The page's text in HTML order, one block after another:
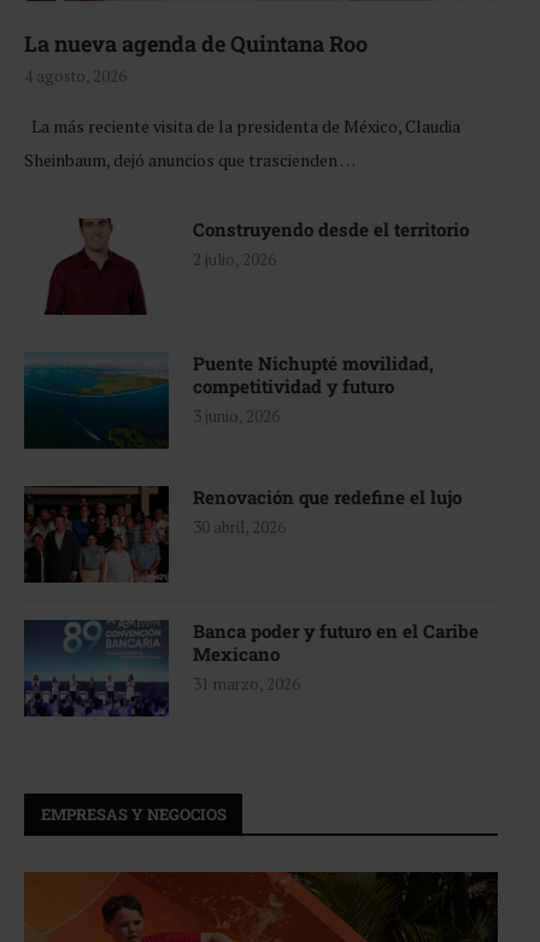
La nueva agenda de Quintana Roo
4 agosto, 2026
La más reciente visita de la presidenta de México, Claudia
Sheinbaum, dejó anuncios que trascienden …
Construyendo desde el territorio
2 julio, 2026
Puente Nichupté movilidad,
competitividad y futuro
3 junio, 2026
Renovación que redefine el lujo
30 abril, 2026
Banca poder y futuro en el Caribe
Mexicano
31 marzo, 2026
EMPRESAS Y NEGOCIOS